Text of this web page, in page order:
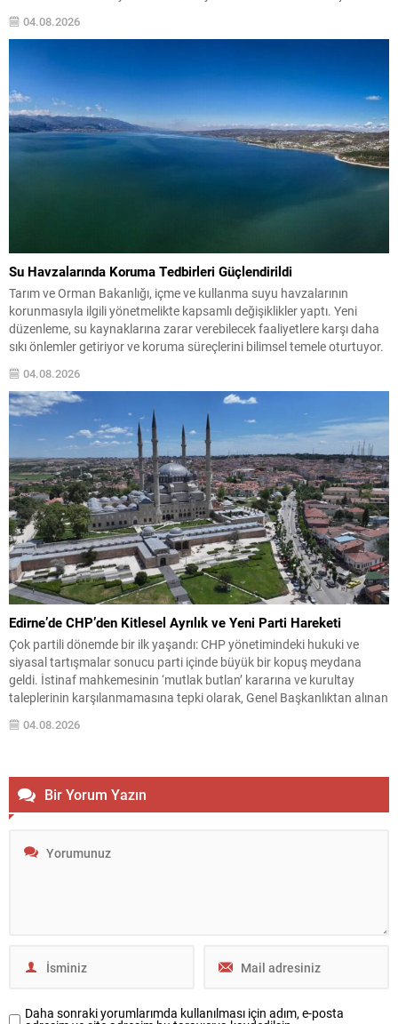
teklifin, toplumsal dayanışma ve bütünleşmeyi hedeflediği
04.08.2026
Su Havzalarında Koruma Tedbirleri Güçlendirildi
Tarım ve Orman Bakanlığı, içme ve kullanma suyu havzalarının
korunmasıyla ilgili yönetmelikte kapsamlı değişiklikler yaptı. Yeni
düzenleme, su kaynaklarına zarar verebilecek faaliyetlere karşı daha
sıkı önlemler getiriyor ve koruma süreçlerini bilimsel temele oturtuyor.
önlenmesi için ilgili kurumlar gerekli tedbirleri almakla yükümlü
olacak....
04.08.2026
Edirne’de CHP’den Kitlesel Ayrılık ve Yeni Parti Hareketi
Çok partili dönemde bir ilk yaşandı: CHP yönetimindeki hukuki ve
siyasal tartışmalar sonucu parti içinde büyük bir kopuş meydana
geldi. İstinaf mahkemesinin ‘mutlak butlan’ kararına ve kurultay
taleplerinin karşılanmamasına tepki olarak, Genel Başkanlıktan alınan
ve daha sonra grup başkanı seçilen Özgür Özel ile birlikte önemli
sayıda siyasetçi partiyle yollarını ayırdı....
04.08.2026
Bir Yorum Yazın
Daha sonraki yorumlarımda kullanılması için adım, e-posta